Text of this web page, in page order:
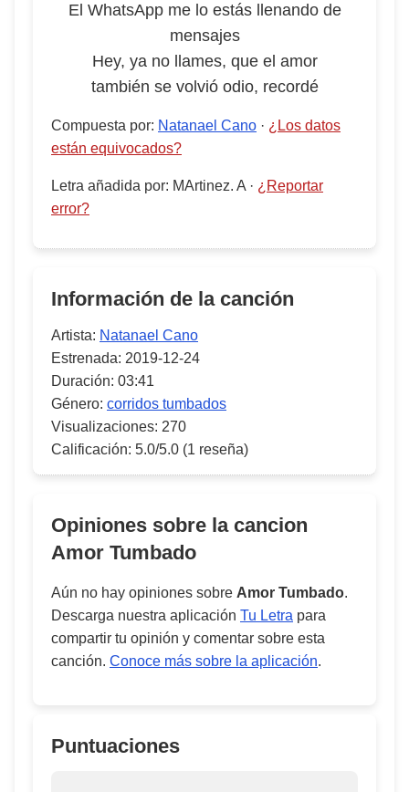
El WhatsApp me lo estás llenando de
mensajes
Hey, ya no llames, que el amor
también se volvió odio, recordé
Compuesta por: Natanael Cano · ¿Los datos
están equivocados?
Letra añadida por: MArtinez. A · ¿Reportar
error?
Información de la canción
Artista: Natanael Cano
Estrenada: 2019-12-24
Duración: 03:41
Género: corridos tumbados
Visualizaciones: 270
Calificación: 5.0/5.0 (1 reseña)
Opiniones sobre la cancion
Amor Tumbado
Aún no hay opiniones sobre Amor Tumbado.
Descarga nuestra aplicación Tu Letra para
compartir tu opinión y comentar sobre esta
canción. Conoce más sobre la aplicación.
Puntuaciones